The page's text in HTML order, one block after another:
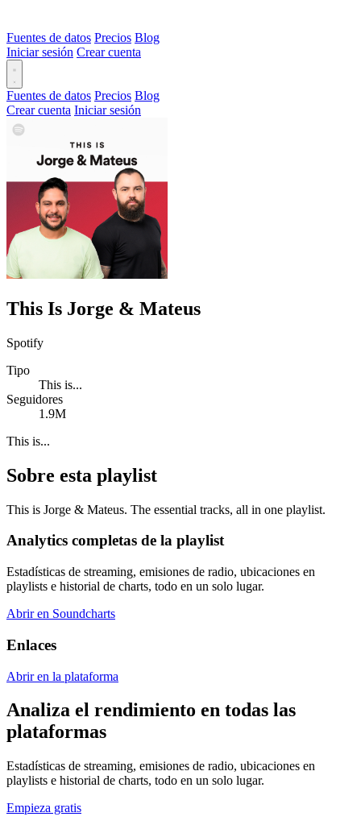
Fuentes de datos Precios Blog
Iniciar sesión Crear cuenta
Fuentes de datos Precios Blog
Crear cuenta Iniciar sesión
This Is Jorge & Mateus
Spotify
Tipo
This is...
Seguidores
1.9M
This is...
Sobre esta playlist
This is Jorge & Mateus. The essential tracks, all in one playlist.
Analytics completas de la playlist
Estadísticas de streaming, emisiones de radio, ubicaciones en
playlists e historial de charts, todo en un solo lugar.
Abrir en Soundcharts
Enlaces
Abrir en la plataforma
Analiza el rendimiento en todas las
plataformas
Estadísticas de streaming, emisiones de radio, ubicaciones en
playlists e historial de charts, todo en un solo lugar.
Empieza gratis